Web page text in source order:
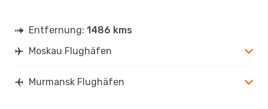
Entfernung: 1486 kms
Moskau Flughäfen
Murmansk Flughäfen